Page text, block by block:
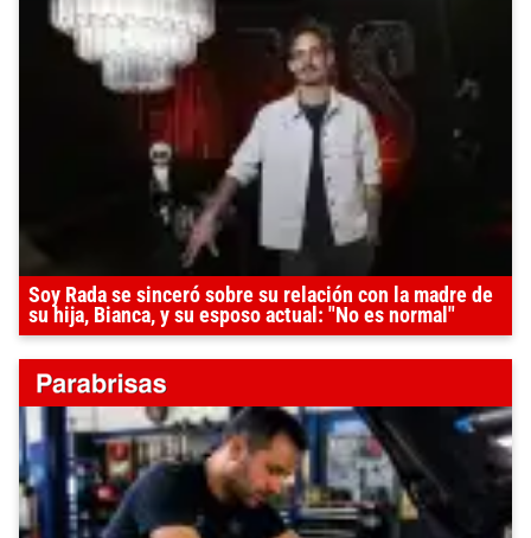
Soy Rada se sinceró sobre su relación con la madre de
su hija, Bianca, y su esposo actual: "No es normal"